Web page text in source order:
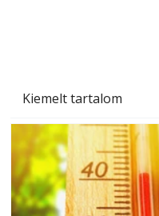
Kiemelt tartalom